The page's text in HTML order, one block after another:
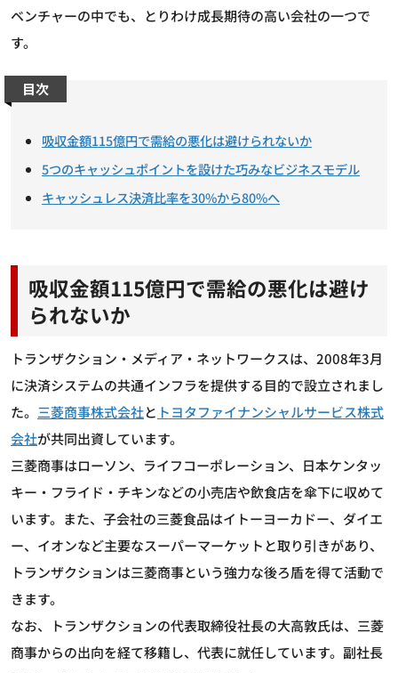
ベンチャーの中でも、とりわけ成長期待の高い会社の一つで
す。
目次
吸収金額115億円で需給の悪化は避けられないか
5つのキャッシュポイントを設けた巧みなビジネスモデル
キャッシュレス決済比率を30%から80%へ
吸収金額115億円で需給の悪化は避け
られないか
トランザクション・メディア・ネットワークスは、2008年3月
に決済システムの共通インフラを提供する目的で設立されまし
た。 三菱商事株式会社と トヨタファイナンシャルサービス株式
会社が共同出資しています。
三菱商事はローソン、ライフコーポレーション、日本ケンタッ
キー・フライド・チキンなどの小売店や飲食店を傘下に収めて
います。また、子会社の三菱食品はイトーヨーカドー、ダイエ
ー、イオンなど主要なスーパーマーケットと取り引きがあり、
トランザクションは三菱商事という強力な後ろ盾を得て活動で
きます。
なお、トランザクションの代表取締役社長の大高敦氏は、三菱
商事からの出向を経て移籍し、代表に就任しています。副社長